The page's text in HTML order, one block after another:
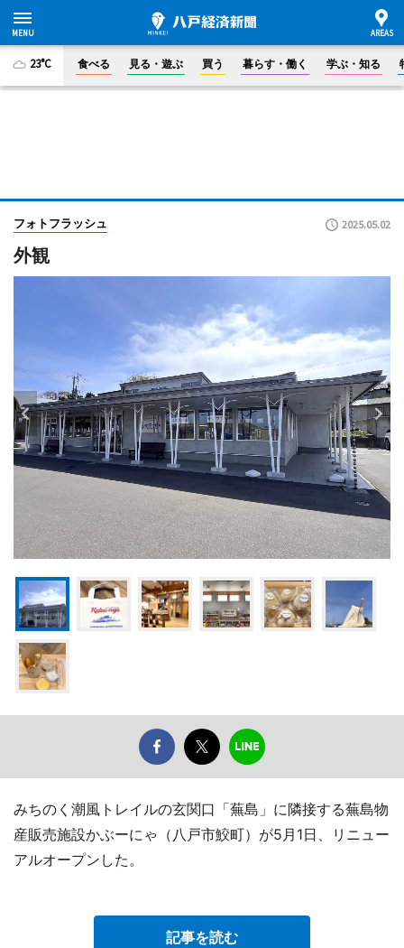
23°C 食べる 見る・遊ぶ 買う 暮らす・働く 学ぶ・知る
フォトフラッシュ 2025.05.02
外観
みちのく潮風トレイルの玄関口「蕪島」に隣接する蕪島物
産販売施設かぶーにゃ（八戸市鮫町）が5月1日、リニュー
アルオープンした。
記事を読む